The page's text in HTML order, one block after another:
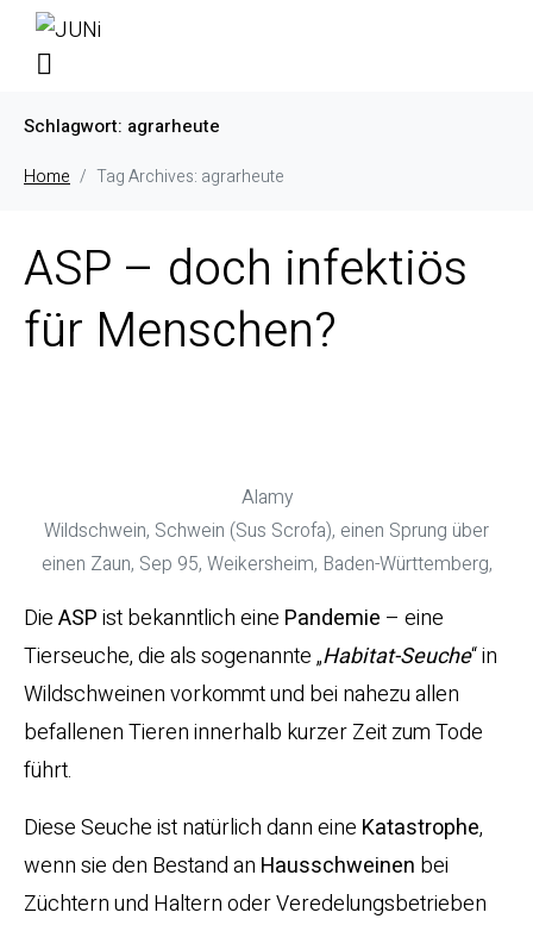
Schlagwort: agrarheute
Home Tag Archives: agrarheute
ASP – doch infektiös
für Menschen?
Alamy
Wildschwein, Schwein (Sus Scrofa), einen Sprung über
einen Zaun, Sep 95, Weikersheim, Baden-Württemberg,
DieASPist bekanntlich eine Pandemie – eine
Tierseuche, die als sogenannte „Habitat-Seuche“ in
Wildschweinen vorkommt und bei nahezu allen
befallenen Tieren innerhalb kurzer Zeit zum Tode
führt.
Diese Seuche ist natürlich dann eine Katastrophe,
wenn sie den Bestand an Hausschweinen bei
Züchtern und Haltern oder Veredelungsbetrieben